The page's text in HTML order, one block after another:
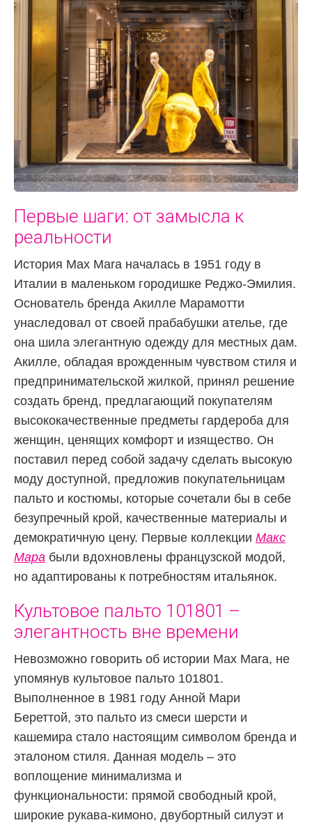
Первые шаги: от замысла к
реальности
История Max Mara началась в 1951 году в
Италии в маленьком городишке Реджо-Эмилия.
Основатель бренда Акилле Марамотти
унаследовал от своей прабабушки ателье, где
она шила элегантную одежду для местных дам.
Акилле, обладая врожденным чувством стиля и
предпринимательской жилкой, принял решение
создать бренд, предлагающий покупателям
высококачественные предметы гардероба для
женщин, ценящих комфорт и изящество. Он
поставил перед собой задачу сделать высокую
моду доступной, предложив покупательницам
пальто и костюмы, которые сочетали бы в себе
безупречный крой, качественные материалы и
демократичную цену. Первые коллекции Макс
Мара были вдохновлены французской модой,
но адаптированы к потребностям итальянок.
Культовое пальто 101801 –
элегантность вне времени
Невозможно говорить об истории Max Mara, не
упомянув культовое пальто 101801.
Выполненное в 1981 году Анной Мари
Береттой, это пальто из смеси шерсти и
кашемира стало настоящим символом бренда и
эталоном стиля. Данная модель – это
воплощение минимализма и
функциональности: прямой свободный крой,
широкие рукава-кимоно, двубортный силуэт и